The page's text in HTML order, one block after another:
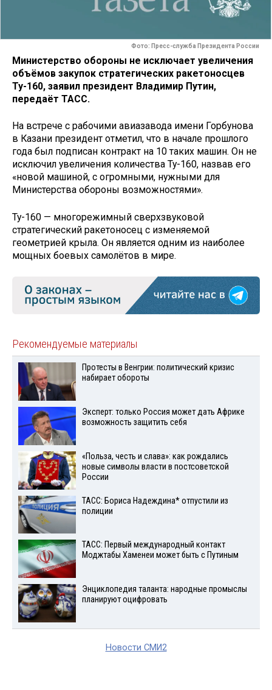
Фото: Пресс-служба Президента России
Министерство обороны не исключает увеличения
объёмов закупок стратегических ракетоносцев
Ту-160, заявил президент Владимир Путин,
передаёт ТАСС.
На встрече с рабочими авиазавода имени Горбунова
в Казани президент отметил, что в начале прошлого
года был подписан контракт на 10 таких машин. Он не
исключил увеличения количества Ту-160, назвав его
«новой машиной, с огромными, нужными для
Министерства обороны возможностями».
Ту-160 — многорежимный сверхзвуковой
стратегический ракетоносец с изменяемой
геометрией крыла. Он является одним из наиболее
мощных боевых самолётов в мире.
Рекомендуемые материалы
Протесты в Венгрии: политический кризис
набирает обороты
Эксперт: только Россия может дать Африке
возможность защитить себя
«Польза, честь и слава»: как рождались
новые символы власти в постсоветской
России
ТАСС: Бориса Надеждина* отпустили из
полиции
ТАСС: Первый международный контакт
Моджтабы Хаменеи может быть с Путиным
Энциклопедия таланта: народные промыслы
планируют оцифровать
Новости СМИ2